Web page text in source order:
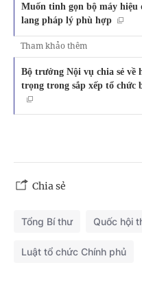
Muốn tinh gọn bộ máy hiệu
lang pháp lý phù hợp
Tham khảo thêm
Bộ trưởng Nội vụ chia sẻ về
trọng trong sắp xếp tổ chức
Chia sẻ
Tổng Bí thư Quốc hội
Luật tổ chức Chính phủ